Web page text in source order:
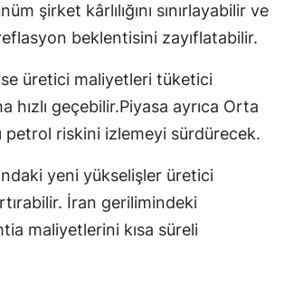
şirket kârlılığını sınırlayabilir ve
beklentisini zayıflatabilir.
üretici maliyetleri tüketici
hızlı geçebilir.Piyasa ayrıca Orta
petrol riskini izlemeyi sürdürecek.
yeni yükselişler üretici
İran gerilimindeki
maliyetlerini kısa süreli